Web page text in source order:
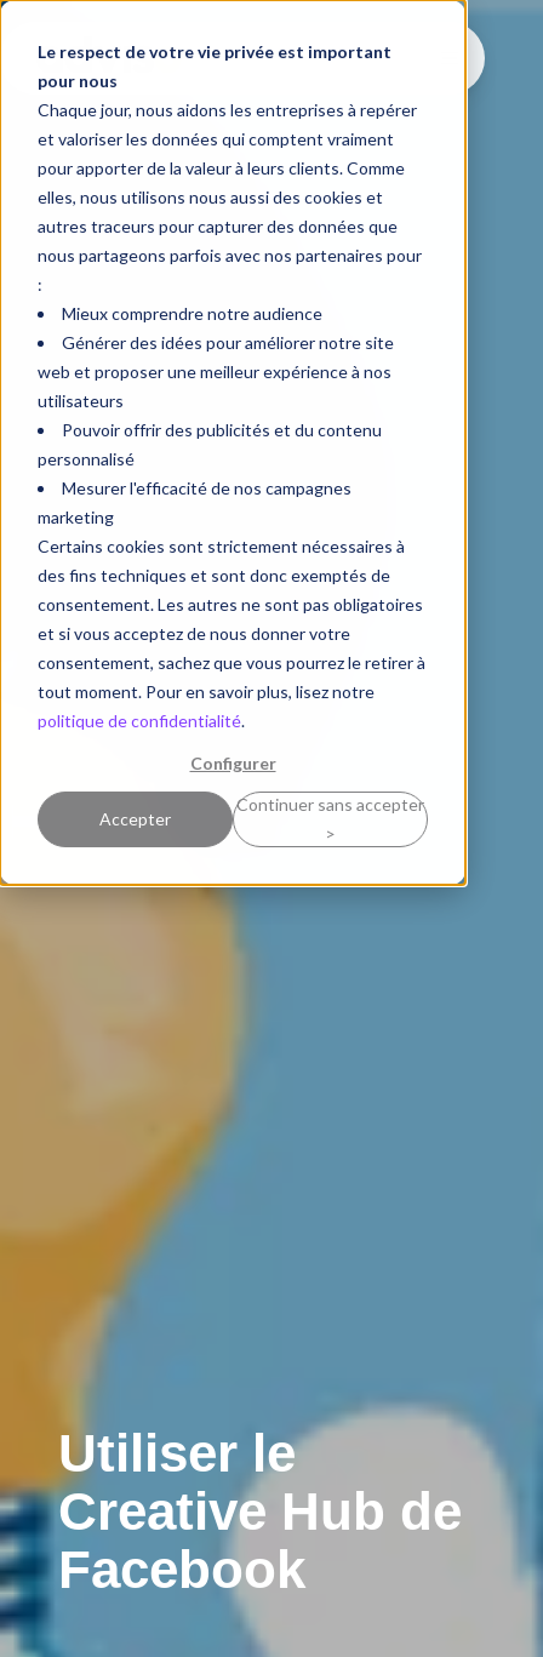
Le respect de votre vie privée est important
pour nous
Chaque jour, nous aidons les entreprises à repérer
et valoriser les données qui comptent vraiment
pour apporter de la valeur à leurs clients. Comme
elles, nous utilisons nous aussi des cookies et
autres traceurs pour capturer des données que
nous partageons parfois avec nos partenaires pour
:
Mieux comprendre notre audience
Générer des idées pour améliorer notre site
web et proposer une meilleur expérience à nos
utilisateurs
Pouvoir offrir des publicités et du contenu
personnalisé
Mesurer l'efficacité de nos campagnes
marketing
Certains cookies sont strictement nécessaires à
des fins techniques et sont donc exemptés de
consentement. Les autres ne sont pas obligatoires
et si vous acceptez de nous donner votre
consentement, sachez que vous pourrez le retirer à
tout moment. Pour en savoir plus, lisez notre
politique de confidentialité.
Configurer
Accepter
Continuer sans accepter
>
Utiliser le
Creative Hub de
Facebook